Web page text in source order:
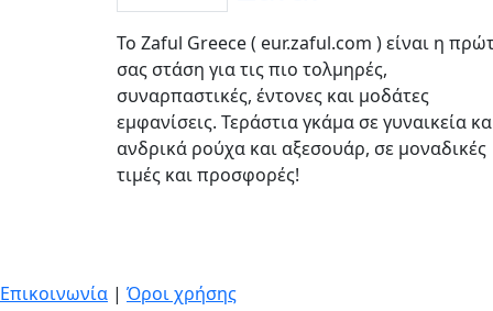
Το Zaful Greece ( eur.zaful.com ) είναι η
σας στάση για τις πιο τολμηρές,
συναρπαστικές, έντονες και μοδάτες
εμφανίσεις. Τεράστια γκάμα σε γυναικεία
ανδρικά ρούχα και αξεσουάρ, σε μοναδικές
τιμές και προσφορές!
Επικοινωνία | Όροι χρήσης